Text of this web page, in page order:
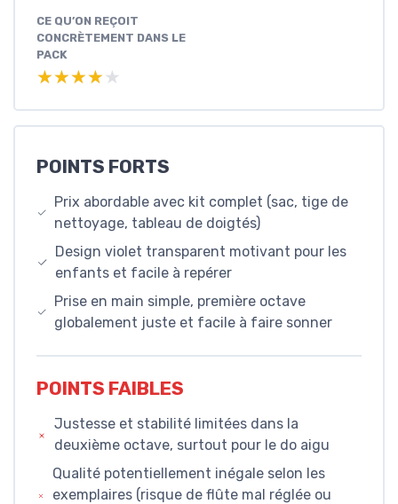
CE QU’ON REÇOIT
CONCRÈTEMENT DANS LE
PACK
★★★★★
★★★★★
POINTS FORTS
Prix abordable avec kit complet (sac, tige de
nettoyage, tableau de doigtés)
Design violet transparent motivant pour les
enfants et facile à repérer
Prise en main simple, première octave
globalement juste et facile à faire sonner
POINTS FAIBLES
Justesse et stabilité limitées dans la
deuxième octave, surtout pour le do aigu
Qualité potentiellement inégale selon les
exemplaires (risque de flûte mal réglée ou